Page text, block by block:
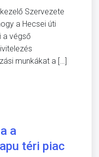
Szervezete
a Hecsei úti
a végső
munkákat a […]
a
téri piac